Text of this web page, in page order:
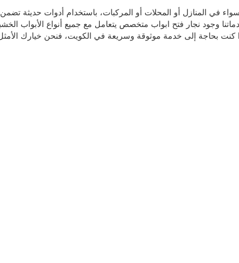
في المنازل أو المحلات أو المركبات، باستخدام أدوات حديثة
وجود نجار فتح ابواب متخصص يتعامل مع جميع أنواع الأبواب
كنت بحاجة إلى خدمة موثوقة وسريعة في الكويت، فنحن خيارك الأمثل